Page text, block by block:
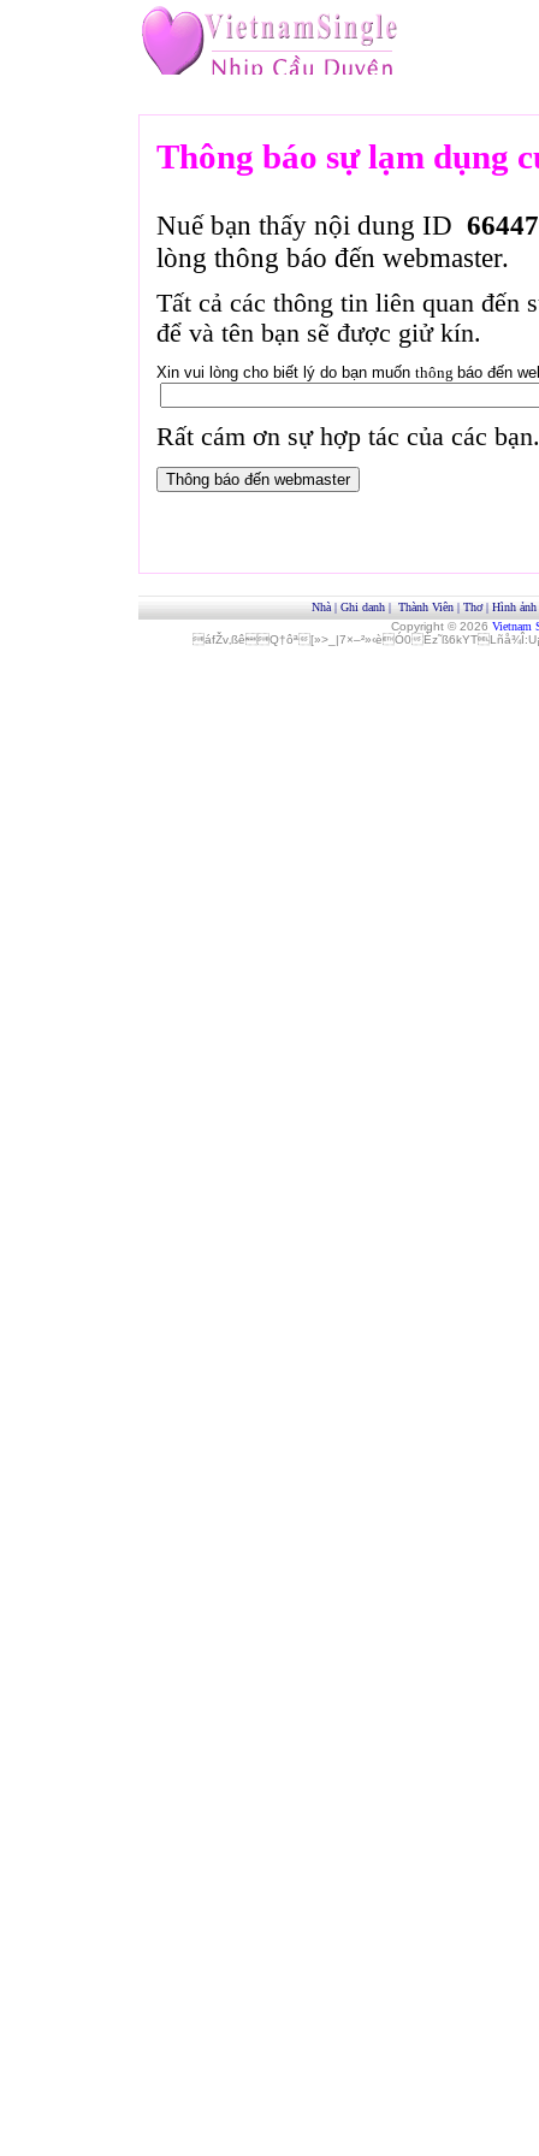
Thông báo sự lạm dụng
Nuế bạn thấy nội dung ID
lòng thông báo đến webmaster.
Tất cả các thông tin liên quan đến
để và tên bạn sẽ được giử kín.
Xin vui lòng cho biết lý do bạn muốn thông báo đến
Rất cám ơn sự hợp tác của các bạn.
Nhà | Ghi danh | Thành Viên | Thơ| Hình ảnh
Copyright © 2026 Vietnam
áfŽv‚ßêQ†ôª[»>_|7×–²»‹èÓ0